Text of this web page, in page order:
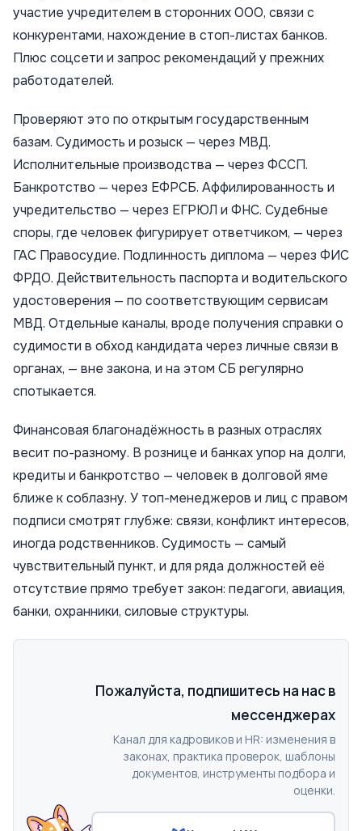
участие учредителем в сторонних ООО, связи с
конкурентами, нахождение в стоп-листах банков.
Плюс соцсети и запрос рекомендаций у прежних
работодателей.
Проверяют это по открытым государственным
базам. Судимость и розыск — через МВД.
Исполнительные производства — через ФССП.
Банкротство — через ЕФРСБ. Аффилированность и
учредительство — через ЕГРЮЛ и ФНС. Судебные
споры, где человек фигурирует ответчиком, — через
ГАС Правосудие. Подлинность диплома — через ФИС
ФРДО. Действительность паспорта и водительского
удостоверения — по соответствующим сервисам
МВД. Отдельные каналы, вроде получения справки о
судимости в обход кандидата через личные связи в
органах, — вне закона, и на этом СБ регулярно
спотыкается.
Финансовая благонадёжность в разных отраслях
весит по-разному. В рознице и банках упор на долги,
кредиты и банкротство — человек в долговой яме
ближе к соблазну. У топ-менеджеров и лиц с правом
подписи смотрят глубже: связи, конфликт интересов,
иногда родственников. Судимость — самый
чувствительный пункт, и для ряда должностей её
отсутствие прямо требует закон: педагоги, авиация,
банки, охранники, силовые структуры.
Пожалуйста, подпишитесь на нас в
мессенджерах
Канал для кадровиков и HR: изменения в
законах, практика проверок, шаблоны
документов, инструменты подбора и
оценки.